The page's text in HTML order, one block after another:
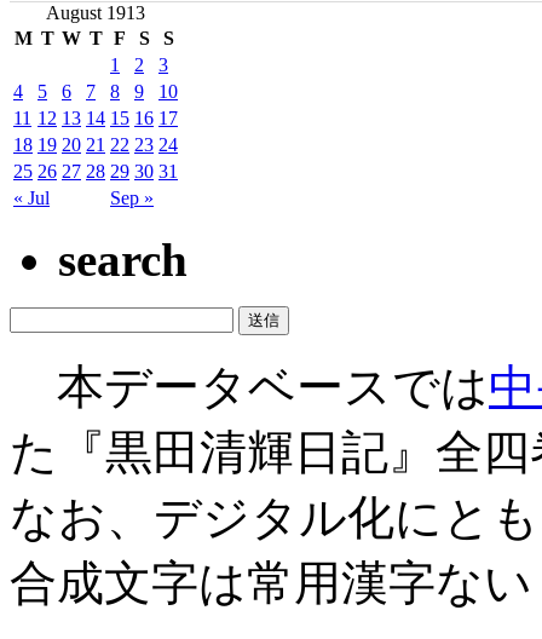
August 1913
M T W T F S S
« Jul Sep »
1 2
3
4
5 6 7 8 9
10
11 12 13 14 15 16 17
18 19 20 21 22 23 24
25 26 27 28 29 30 31
search
本データベースでは
た『黒田清輝日記』全
なお、デジタル化にと
合成文字は常用漢字な